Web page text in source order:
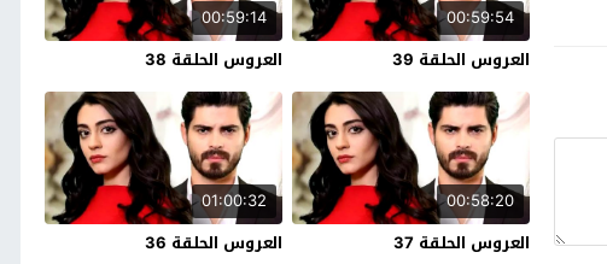
00:59:54
العروس الحلقة 39
00:59:14
العروس الحلقة 38
00:58:20
العروس الحلقة 37
01:00:32
العروس الحلقة 36